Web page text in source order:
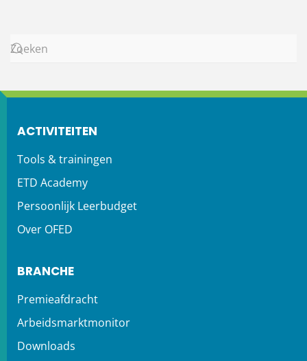
ACTIVITEITEN
Tools & trainingen
ETD Academy
Persoonlijk Leerbudget
Over OFED
BRANCHE
Premieafdracht
Arbeidsmarktmonitor
Downloads